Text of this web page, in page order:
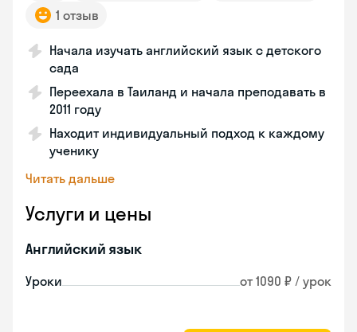
1 отзыв
Начала изучать английский язык с детского
сада
Переехала в Таиланд и начала преподавать в
2011 году
Находит индивидуальный подход к каждому
ученику
Читать дальше
Услуги и цены
Английский язык
Уроки от 1090 ₽ / урок